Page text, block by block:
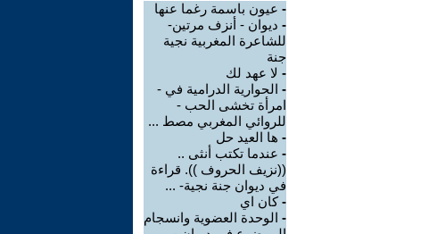
- عيون باسمة رغما عنها
- ديوان - أنزف مرتين-
للشاعرة المغربية نجية
جنة
- لا عهد لك
- الحوارية الدرامية في -
امرأة تخشى الحب -
للروائي المغربي مصط ...
- ها العيد حل
- عندما تكتب أنثى ..
((نزيف الحروف )). قراءة
في ديوان جنة نجية- ...
-كان اي
- الوحدة العضوية وانسجام